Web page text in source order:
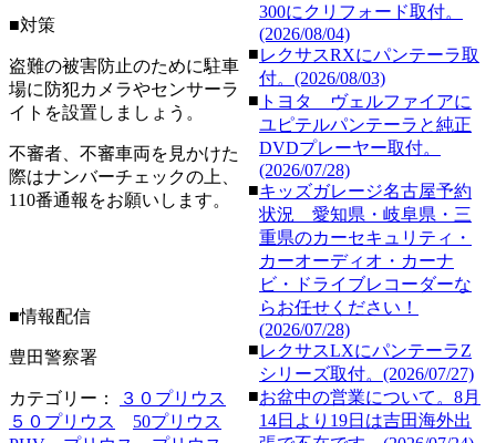
■対策
盗難の被害防止のために駐車
場に防犯カメラやセンサーラ
イトを設置しましょう。
不審者、不審車両を見かけた
際はナンバーチェックの上、
110番通報をお願いします。
■情報配信
豊田警察署
カテゴリー：
３０プリウス
５０プリウス
50プリウス
300にクリフォード取付。
(2026/08/04)
■レクサスRXにパンテーラ取
付。(2026/08/03)
■ トヨタ ヴェルファイアに
ユピテルパンテーラと純正
DVDプレーヤー取付。
(2026/07/28)
■キッズガレージ名古屋予約
状況 愛知県・岐阜県・三
重県のカーセキュリティ・
カーオーディオ・カーナ
ビ・ドライブレコーダーな
らお任せください！
(2026/07/28)
■レクサスLXにパンテーラZ
シリーズ取付。(2026/07/27)
■お盆中の営業について。8月
14日より19日は吉田海外出